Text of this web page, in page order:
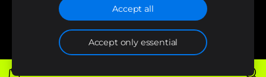
Accept all
Accept only essential